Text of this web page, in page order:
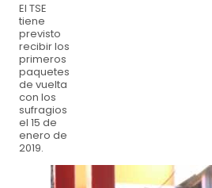
El TSE
tiene
previsto
recibir los
primeros
paquetes
de vuelta
con los
sufragios
el 15 de
enero de
2019.